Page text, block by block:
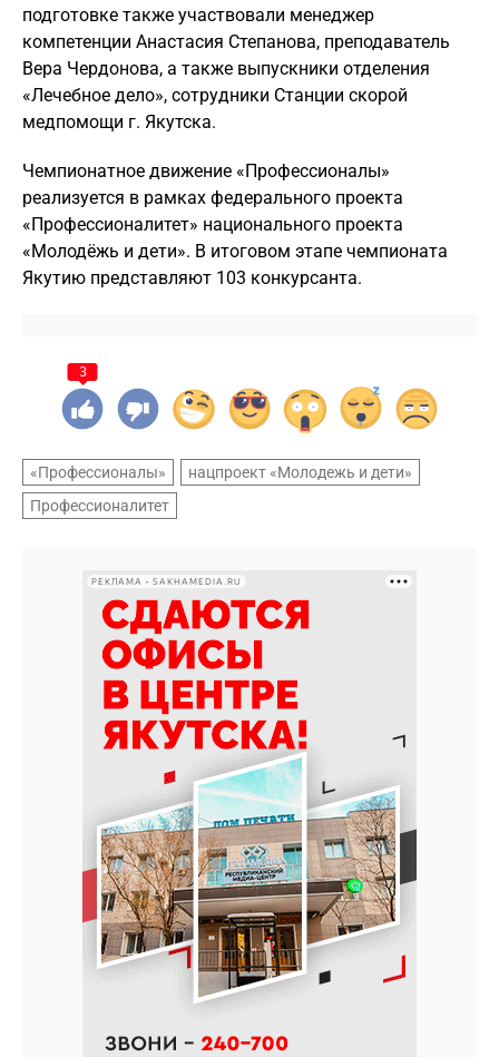
подготовке также участвовали менеджер
компетенции Анастасия Степанова, преподаватель
Вера Чердонова, а также выпускники отделения
«Лечебное дело», сотрудники Станции скорой
медпомощи г. Якутска.
Чемпионатное движение «Профессионалы»
реализуется в рамках федерального проекта
«Профессионалитет» национального проекта
«Молодёжь и дети». В итоговом этапе чемпионата
Якутию представляют 103 конкурсанта.
3
«Профессионалы»
нацпроект «Молодежь и дети»
Профессионалитет
РЕКЛАМА • SAKHAMEDIA.RU